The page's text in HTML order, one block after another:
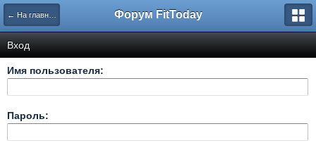
← На главную Форум FitToday
Вход
Имя пользователя:
Пароль: